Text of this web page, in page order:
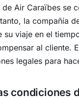
Air Caraïbes se
la compañía
su viaje en el
al cliente.
legales para
condiciones